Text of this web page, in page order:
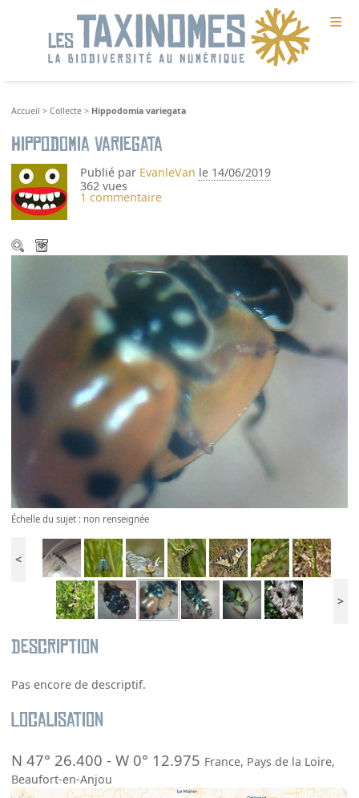
≡
Accueil >Collecte > Hippodomia variegata
Hippodomia variegata
Publié par EvanleVan le 14/06/2019
362 vues
1 commentaire
Échelle du sujet : non renseignée
<
>
Description
Pas encore de descriptif.
Localisation
N 47° 26.400 -W 0° 12.975 France, Pays de la Loire,
Beaufort-en-Anjou